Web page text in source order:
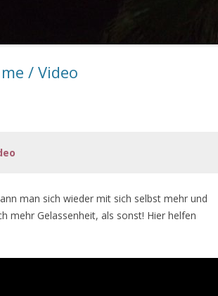
/ Video
man sich wieder mit sich selbst mehr und
mehr Gelassenheit, als sonst! Hier helfen